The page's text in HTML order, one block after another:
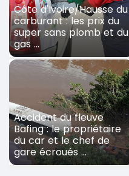
Côte d'Ivoire/Hausse du
carburant : les prix du
super sans plomb et du
gas ...
Accident du fleuve
Bafing : le propriétaire
du car et le chef de
gare écroués ...